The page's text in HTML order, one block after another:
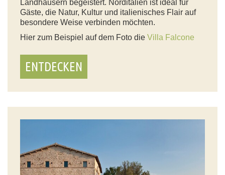
Landhäusern begeistert. Norditalien ist ideal für
Gäste, die Natur, Kultur und italienisches Flair auf
besondere Weise verbinden möchten.
Hier zum Beispiel auf dem Foto die Villa Falcone
ENTDECKEN